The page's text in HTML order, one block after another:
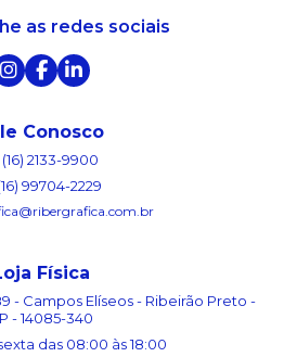
as redes sociais
Conosco
2133-9900
99704-2229
Física
- Campos Elíseos - Ribeirão Preto -
- 14085-340
das 08:00 às 18:00